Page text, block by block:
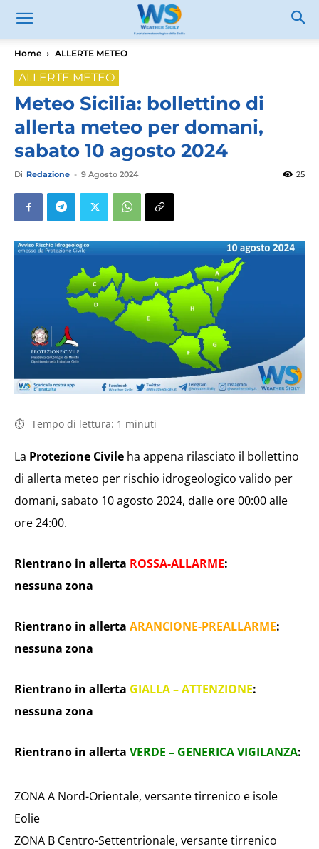
Home ALLERTE METEO
ALLERTE METEO
Meteo Sicilia: bollettino di
allerta meteo per domani,
sabato 10 agosto 2024
Di Redazione - 9 Agosto 2024 25
Tempo di lettura: 1 minuti
La Protezione Civile ha appena rilasciato il bollettino
di allerta meteo per rischio idrogeologico valido per
domani, sabato 10 agosto 2024, dalle ore 00:00 alle
ore 24:00.
Rientrano in allerta ROSSA-ALLARME:
nessuna zona
Rientrano in allerta ARANCIONE-PREALLARME:
nessuna zona
Rientrano in allerta GIALLA – ATTENZIONE:
nessuna zona
Rientrano in allerta VERDE – GENERICA VIGILANZA:
ZONA A Nord-Orientale, versante tirrenico e isole
Eolie
ZONA B Centro-Settentrionale, versante tirrenico